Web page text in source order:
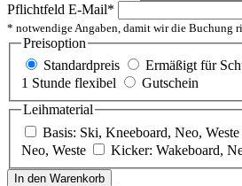
Pflichtfeld E-Mail*
* notwendige Angaben, damit wir die Buchung
Preisoption
Standardpreis
Ermäßigt für
1 Stunde flexibel
Gutschein
Leihmaterial
Basis: Ski, Kneeboard, Neo, Weste
Neo, Weste
Kicker: Wakeboard,